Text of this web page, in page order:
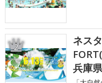
2
ネス
兵庫